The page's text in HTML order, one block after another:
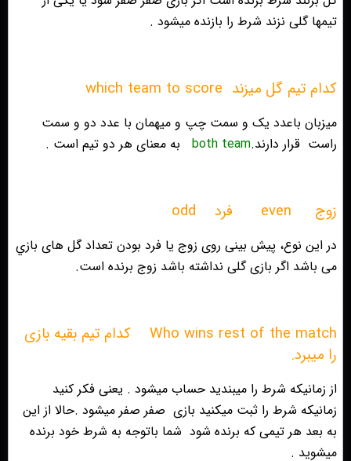
تیمها گلی نزند شرط را بازنده میشود .
کدام تیم گل میزند which team to score
میزبان باعدد یک و سمت چپ و میهمان با عدد دو و سمت
راست قرار دارند.both team به معنای هر دو تیم است .
زوج even فرد odd
در اين نوع، پيش بينى روى زوج يا فرد بودن تعداد گل هاى بازي
مى باشد اگر بازى گلى نداشته باشد زوج برنده است.
Who wins rest of the match
کدام تیم بقیه بازی
را میبرد.
از زمانیکه شرط را میبندید حساب میشود . یعنی فکر کنید
زمانیکه شرط را ثبت میکنید بازی صفر صفر میشود .حالا از این
به بعد هر تیمی که برنده شود شما باتوجه به شرط خود برنده
میشوید .